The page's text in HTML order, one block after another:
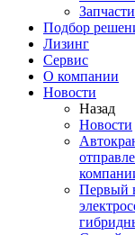
Подбор
Лизинг
Сервис
О компании
Новости
Назад
Новости
Первый